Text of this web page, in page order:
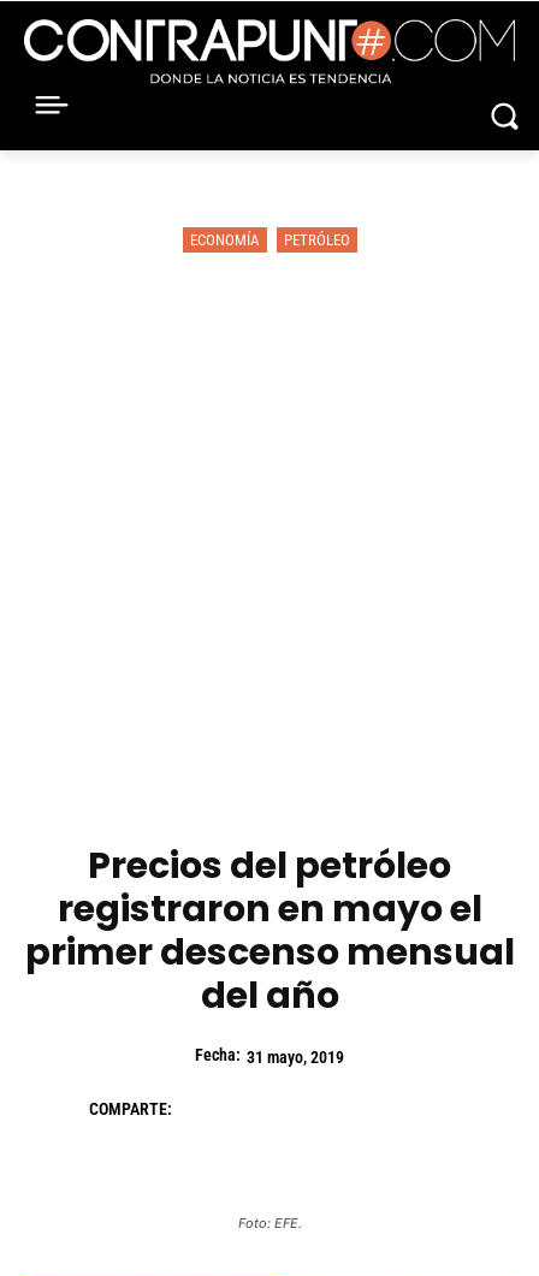
ECONOMÍA PETRÓLEO
Precios del petróleo
registraron en mayo el
primer descenso mensual
del año
Fecha: 31 mayo, 2019
COMPARTE:
Foto: EFE.